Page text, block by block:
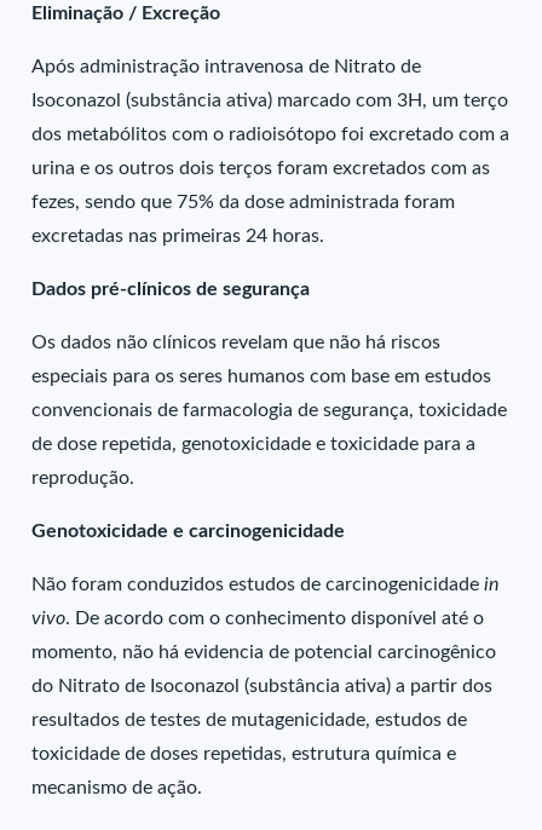
Eliminação / Excreção
Após administração intravenosa de Nitrato de
Isoconazol (substância ativa) marcado com 3H, um terço
dos metabólitos com o radioisótopo foi excretado com a
urina e os outros dois terços foram excretados com as
fezes, sendo que 75% da dose administrada foram
excretadas nas primeiras 24 horas.
Dados pré-clínicos de segurança
Os dados não clínicos revelam que não há riscos
especiais para os seres humanos com base em estudos
convencionais de farmacologia de segurança, toxicidade
de dose repetida, genotoxicidade e toxicidade para a
reprodução.
Genotoxicidade e carcinogenicidade
Não foram conduzidos estudos de carcinogenicidadein
vivo. De acordo com o conhecimento disponível até o
momento, não há evidencia de potencial carcinogênico
do Nitrato de Isoconazol (substância ativa) a partir dos
resultados de testes de mutagenicidade, estudos de
toxicidade de doses repetidas, estrutura química e
mecanismo de ação.